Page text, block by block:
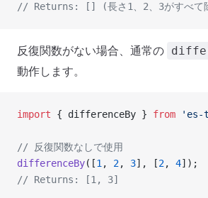
// Returns: [] (長さ1、2、3がすべて
反復関数がない場合、通常の
動作します。
import { differenceBy } from 'es-
// 反復関数なしで使用
differenceBy([1 , 2, 3], [2, 4]);
// Returns: [1, 3]